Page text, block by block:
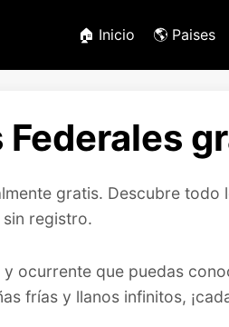
🏠 Inicio 🌎 Paises
gratis. Descubre todo
registro.
ocurrente que puedas
frías y llanos infinitos,